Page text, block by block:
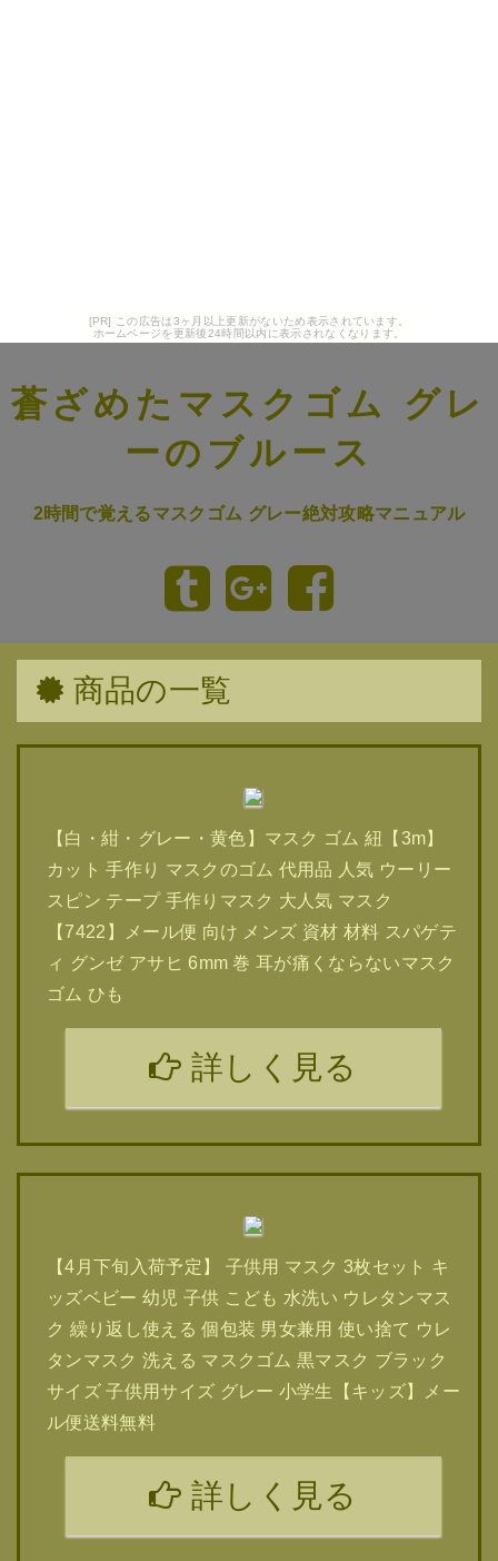
[PR] この広告は3ヶ月以上更新がないため表示されています。
ホームページを更新後24時間以内に表示されなくなります。
蒼ざめたマスクゴム グレ
ーのブルース
2時間で覚えるマスクゴム グレー絶対攻略マニュアル
商品の一覧
【白・紺・グレー・黄色】マスク ゴム 紐【3m】
カット 手作り マスクのゴム 代用品 人気 ウーリー
スピン テープ 手作りマスク 大人気 マスク
【7422】メール便 向け メンズ 資材 材料 スパゲテ
ィ グンゼ アサヒ 6mm 巻 耳が痛くならないマスク
ゴム ひも
詳しく見る
【4月下旬入荷予定】 子供用 マスク 3枚セット キ
ッズベビー 幼児 子供 こども 水洗い ウレタンマス
ク 繰り返し使える 個包装 男女兼用 使い捨て ウレ
タンマスク 洗える マスクゴム 黒マスク ブラック
サイズ 子供用サイズ グレー 小学生【キッズ】メー
ル便送料無料
詳しく見る